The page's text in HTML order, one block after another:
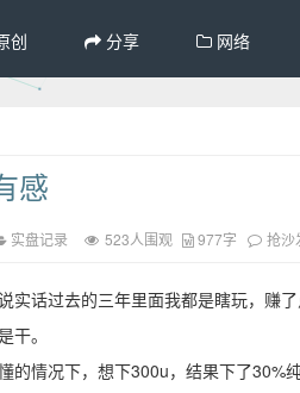
创 分享 网络
感
实盘记录 523人围观 977字 抢沙
实话过去的三年里面我都是瞎玩，赚
干。
的情况下，想下300u，结果下了30%